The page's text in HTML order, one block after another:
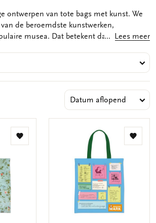
ontwerpen van tote bags met kunst. We
de beroemdste kunstwerken,
musea. Dat betekent dat we de tote
wilt verrassen. Laat je inspireren
collectie en vind een nieuwe tote bag
favoriet wordt.
Lees meer
Toevoegen